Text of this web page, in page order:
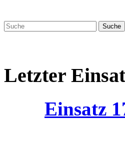
Letzter
Einsatz